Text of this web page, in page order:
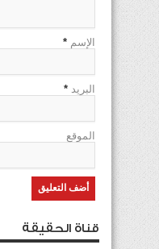
الإسم *
البريد *
الموقع
قناة الحقيقة